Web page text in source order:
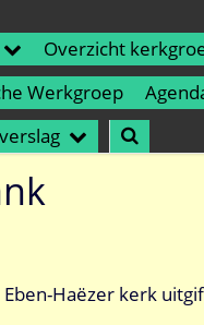
Overzicht
Werkgroep
Eben-Haëzer kerk